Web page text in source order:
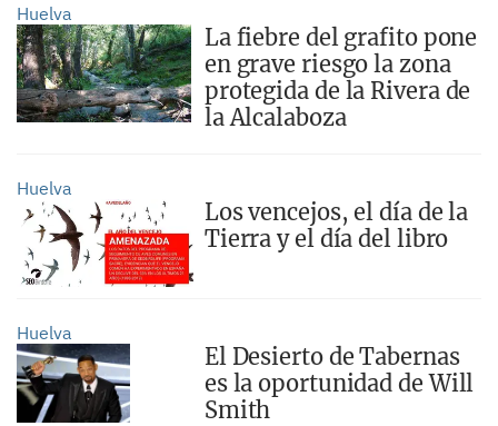
Huelva
La fiebre del grafito pone
en grave riesgo la zona
protegida de la Rivera de
la Alcalaboza
Huelva
Los vencejos, el día de la
Tierra y el día del libro
Huelva
El Desierto de Tabernas
es la oportunidad de Will
Smith